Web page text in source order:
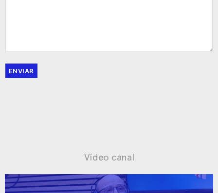
ENVIAR
Vídeo canal